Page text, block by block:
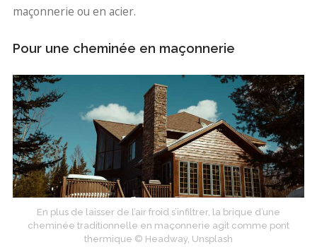
maçonnerie ou en acier.
Pour une cheminée en maçonnerie
En plus de laisser de l’air froid s’infiltrer, la brique d’une
cheminée traditionnelle en maçonnerie agit comme pont
thermique © Headway, Unsplash